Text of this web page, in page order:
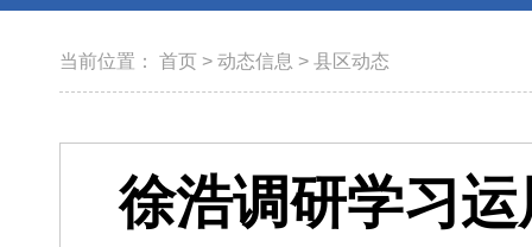
当前位置： 首页 > 动态信息 > 县区动态
徐浩调研学习